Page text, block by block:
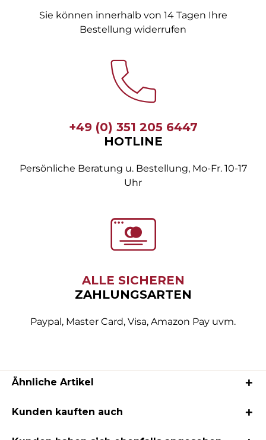
Sie können innerhalb von 14 Tagen Ihre
Bestellung widerrufen
+49 (0) 351 205 6447
HOTLINE
Persönliche Beratung u. Bestellung, Mo-Fr. 10-17
Uhr
ALLE SICHEREN
ZAHLUNGSARTEN
Paypal, Master Card, Visa, Amazon Pay uvm.
Ähnliche Artikel
Kunden kauften auch